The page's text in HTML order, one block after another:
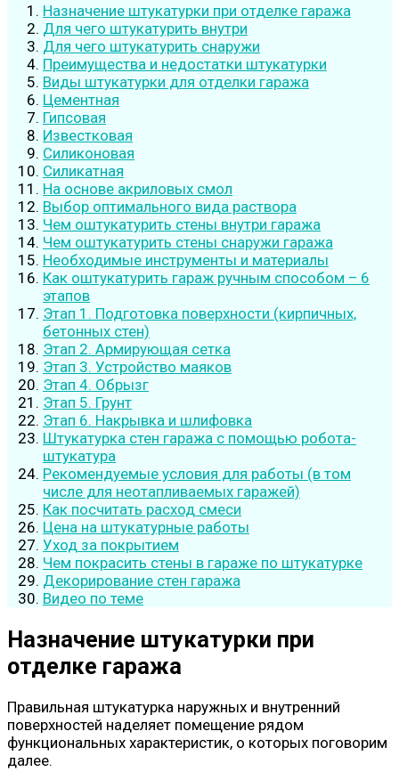
Назначение штукатурки при отделке гаража
Для чего штукатурить внутри
Для чего штукатурить снаружи
Преимущества и недостатки штукатурки
Виды штукатурки для отделки гаража
Цементная
Гипсовая
Известковая
Силиконовая
Силикатная
На основе акриловых смол
Выбор оптимального вида раствора
Чем оштукатурить стены внутри гаража
Чем оштукатурить стены снаружи гаража
Необходимые инструменты и материалы
Как оштукатурить гараж ручным способом – 6
этапов
Этап 1. Подготовка поверхности (кирпичных,
бетонных стен)
Этап 2. Армирующая сетка
Этап 3. Устройство маяков
Этап 4. Обрызг
Этап 5. Грунт
Этап 6. Накрывка и шлифовка
Штукатурка стен гаража с помощью робота-
штукатура
Рекомендуемые условия для работы (в том
числе для неотапливаемых гаражей)
Как посчитать расход смеси
Цена на штукатурные работы
Уход за покрытием
Чем покрасить стены в гараже по штукатурке
Декорирование стен гаража
Видео по теме
Назначение штукатурки при
отделке гаража
Правильная штукатурка наружных и внутренний
поверхностей наделяет помещение рядом
функциональных характеристик, о которых поговорим
далее.